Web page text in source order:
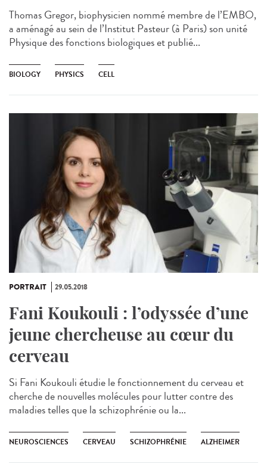
Thomas Gregor, biophysicien nommé membre de l’EMBO,
a aménagé au sein de l’Institut Pasteur (à Paris) son unité
Physique des fonctions biologiques et publié...
BIOLOGY PHYSICS CELL
PORTRAIT 29.05.2018
Fani Koukouli : l’odyssée d’une
jeune chercheuse au cœur du
cerveau
Si Fani Koukouli étudie le fonctionnement du cerveau et
cherche de nouvelles molécules pour lutter contre des
maladies telles que la schizophrénie ou la...
NEUROSCIENCES CERVEAU SCHIZOPHRÉNIE ALZHEIMER